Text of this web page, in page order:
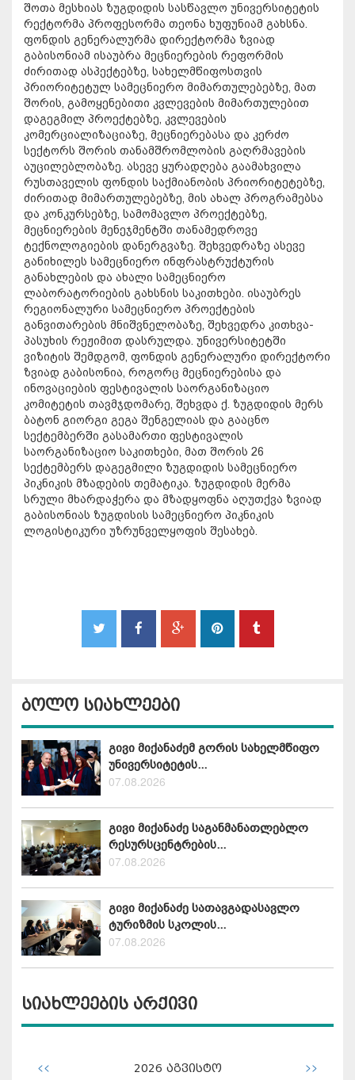
შოთა მესხიას ზუგდიდის სასწავლო უნივერსიტეტის
რექტორმა პროფესორმა თეონა ხუფუნიამ გახსნა.
ფონდის გენერალურმა დირექტორმა ზვიად
გაბისონიამ ისაუბრა მეცნიერების რეფორმის
ძირითად ასპექტებზე, სახელმწიფოსთვის
პრიორიტეტულ სამეცნიერო მიმართულებებზე, მათ
შორის, გამოყენებითი კვლევების მიმართულებით
დაგეგმილ პროექტებზე, კვლევების
კომერციალიზაციაზე, მეცნიერებასა და კერძო
სექტორს შორის თანამშრომლობის გაღრმავების
აუცილებლობაზე. ასევე ყურადღება გაამახვილა
რუსთაველის ფონდის საქმიანობის პრიორიტეტებზე,
ძირითად მიმართულებებზე, მის ახალ პროგრამებსა
და კონკურსებზე, სამომავლო პროექტებზე,
მეცნიერების მენეჯმენტში თანამედროვე
ტექნოლოგიების დანერგვაზე. შეხვედრაზე ასევე
განიხილეს სამეცნიერო ინფრასტრუქტურის
განახლების და ახალი სამეცნიერო
ლაბორატორიების გახსნის საკითხები. ისაუბრეს
რეგიონალური სამეცნიერო პროექტების
განვითარების მნიშვნელობაზე, შეხვედრა კითხვა-
პასუხის რეჟიმით დასრულდა. უნივერსიტეტში
ვიზიტის შემდგომ, ფონდის გენერალური დირექტორი
ზვიად გაბისონია, როგორც მეცნიერებისა და
ინოვაციების ფესტივალის საორგანიზაციო
კომიტეტის თავმჯდომარე, შეხვდა ქ. ზუგდიდის მერს
ბატონ გიორგი გეგა შენგელიას და გააცნო
სექტემბერში გასამართი ფესტივალის
საორგანიზაციო საკითხები, მათ შორის 26
სექტემბერს დაგეგმილი ზუგდიდის სამეცნიერო
პიკნიკის მზადების თემატიკა. ზუგდიდის მერმა
სრული მხარდაჭერა და მზადყოფნა აღუთქვა ზვიად
გაბისონიას ზუგდისის სამეცნიერო პიკნიკის
ლოგისტიკური უზრუნველყოფის შესახებ.
ბოლო სიახლეები
გივი მიქანაძემ გორის სახელმწიფო
უნივერსიტეტის...
07.08.2026
გივი მიქანაძე საგანმანათლებლო
რესურსცენტრების...
07.08.2026
გივი მიქანაძე სათავგადასავლო
ტურიზმის სკოლის...
07.08.2026
სიახლეების არქივი
<< 2026 აგვისტო >>